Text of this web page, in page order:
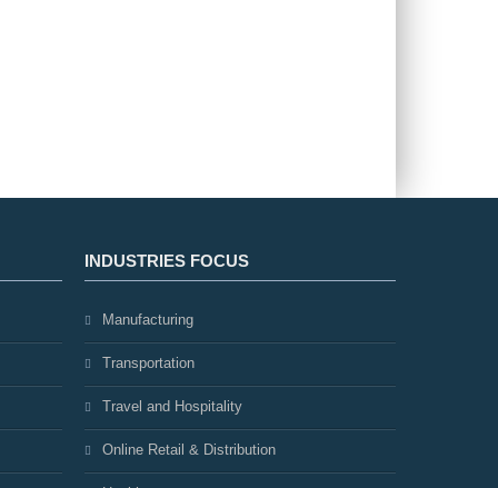
INDUSTRIES FOCUS
Manufacturing
Transportation
Travel and Hospitality
Online Retail & Distribution